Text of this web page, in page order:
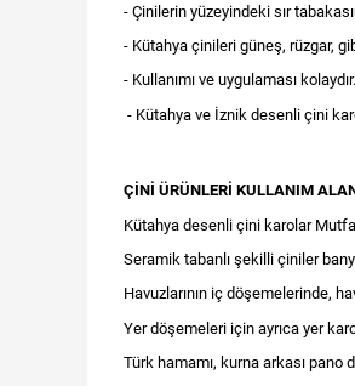
- Çinilerin yüzeyindeki sır
- Kütahya çinileri güneş, rüzgar,
- Kullanımı ve uygulaması kolaydır.
- Kütahya ve İznik desenli çini
ÇİNİ ÜRÜNLERİ KULLANIM
Kütahya desenli çini karolar
Seramik tabanlı şekilli çiniler
Havuzlarının iç döşemelerinde,
Yer döşemeleri için ayrıca yer
Türk hamamı, kurna arkası pano